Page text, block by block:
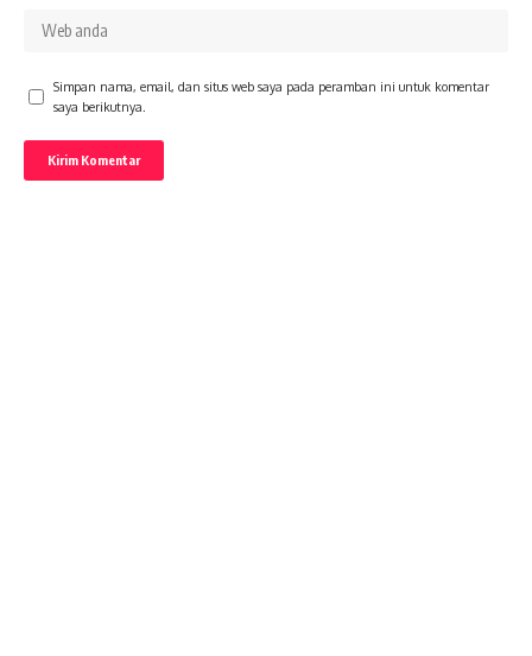
Simpan nama, email, dan situs web saya pada peramban ini untuk komentar
saya berikutnya.